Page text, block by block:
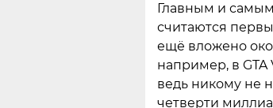
Главным и
считаются
ещё вложено
например, в GTA
ведь никому не
четверти